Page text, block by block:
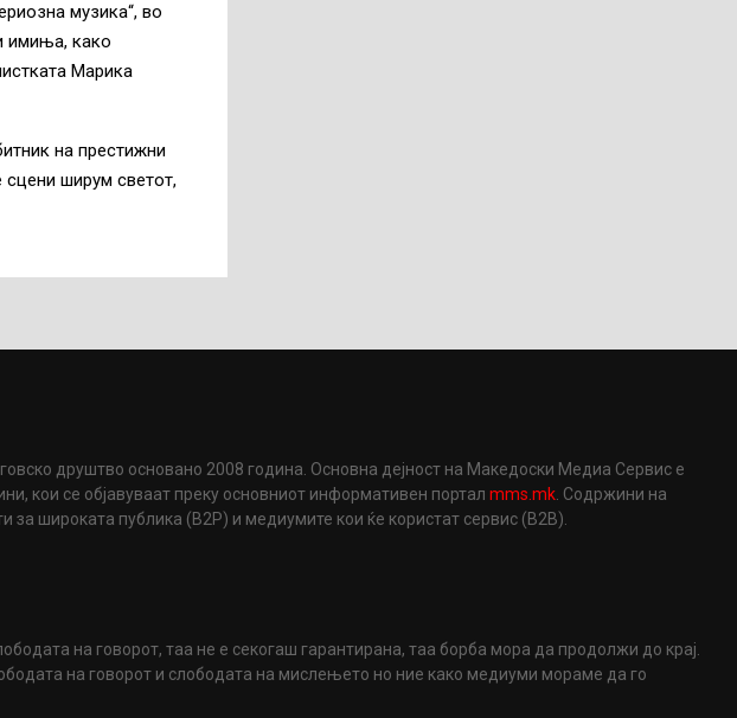
музика“, во
имиња, како
Марика
на престижни
сцени ширум светот,
друштво основано 2008 година. Основна дејност на Македоски Медиа Сервис е
кои се објавуваат преку основниот информативен порталmms.mk. Содржини на
широката публика (B2P) и медиумите кои ќе користат сервис (B2B).
на говорот, таа не е секогаш гарантирана, таа борба мора да продолжи до крај.
на говорот и слободата на мислењето но ние како медиуми мораме да го